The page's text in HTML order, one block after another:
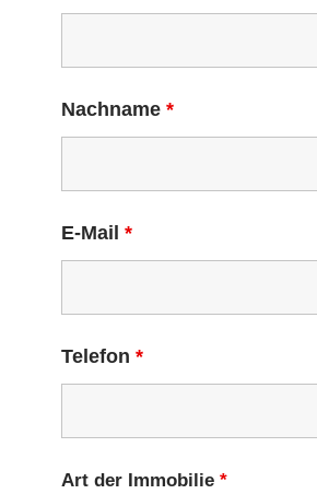
Nachname*
E-Mail*
Telefon*
Art der Immobilie*